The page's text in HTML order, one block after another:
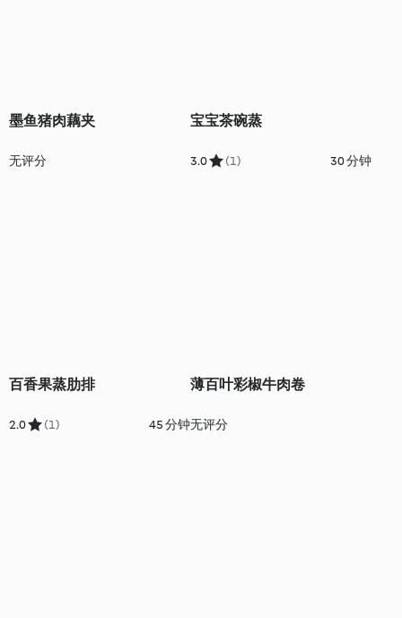
墨鱼猪肉藕夹
无评分
宝宝茶碗蒸
3.0 (1) 30 分钟
百香果蒸肋排
2.0 (1) 45 分钟
薄百叶彩椒牛肉卷
无评分